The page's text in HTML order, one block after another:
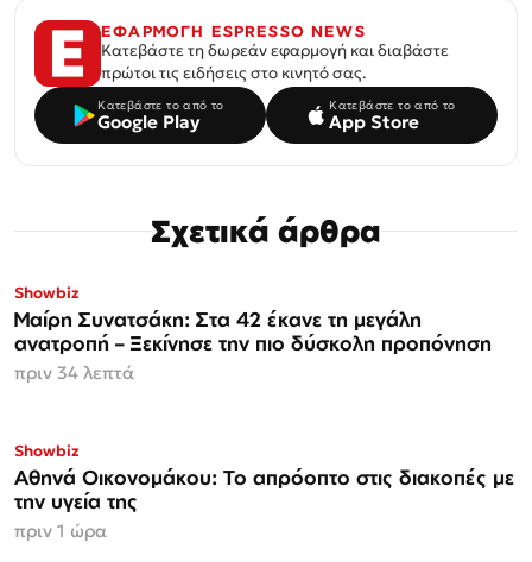
ΕΦΑΡΜΟΓΗ ESPRESSO NEWS
Κατεβάστε τη δωρεάν εφαρμογή και διαβάστε
πρώτοι τις ειδήσεις στο κινητό σας.
Κατεβάστε το από το
Google Play
Κατεβάστε το από το
App Store
Σχετικά άρθρα
Showbiz
Μαίρη Συνατσάκη: Στα 42 έκανε τη μεγάλη
ανατροπή – Ξεκίνησε την πιο δύσκολη προπόνηση
πριν 34 λεπτά
Showbiz
Αθηνά Οικονομάκου: Το απρόοπτο στις διακοπές με
την υγεία της
πριν 1 ώρα